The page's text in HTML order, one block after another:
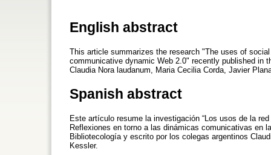
English abstract
This article summarizes the research "The uses of
communicative dynamic Web 2.0" recently published in
Claudia Nora laudanum, Maria Cecilia Corda, Javier
Spanish abstract
Este artículo resume la investigación “Los usos de la
Reflexiones en torno a las dinámicas comunicativas en
Bibliotecología y escrito por los colegas argentinos
Kessler.